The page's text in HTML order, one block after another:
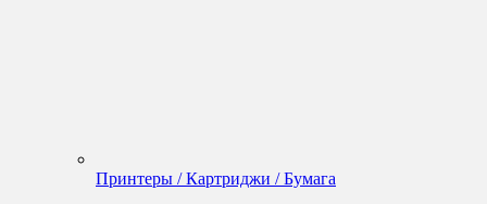
Принтеры / Картриджи / Бумага